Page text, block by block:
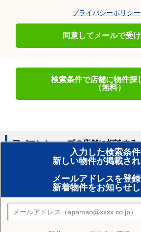
プライバシーポリシー
同意してメールで受
検索条件で店舗に物件探
（無料）
入力した検索条
新しい物件が掲載さ
メールアドレスを登
新着物件をお知らせし
アパマンショップの店舗に相談する
賃貸のプロがお部屋探し！
おまかせ物件リクエスト
住みたい街の店舗を探す
店舗検索